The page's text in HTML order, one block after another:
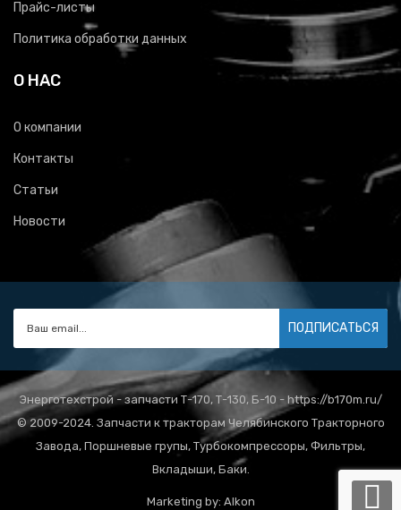
Прайс-листы
Политика обработки данных
О НАС
О компании
Контакты
Статьи
Новости
ПОДПИСАТЬСЯ
Энерготехстрой - запчасти Т-170, Т-130, Б-10 - https://b170m.ru/
© 2009-2024. Запчасти к тракторам Челябинского Тракторного
Завода, Поршневые групы, Турбокомпрессоры, Фильтры,
Вкладыши, Баки.
Marketing by: Alkon